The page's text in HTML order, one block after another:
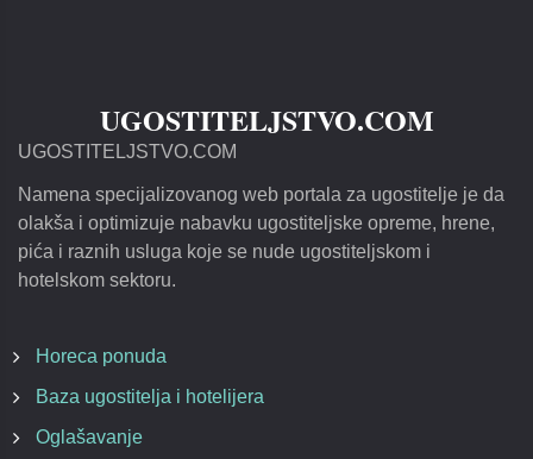
UGOSTITELJSTVO.COM
UGOSTITELJSTVO.COM
Namena specijalizovanog web portala za ugostitelje je da
olakša i optimizuje nabavku ugostiteljske opreme, hrene,
pića i raznih usluga koje se nude ugostiteljskom i
hotelskom sektoru.
Horeca ponuda
Baza ugostitelja i hotelijera
Oglašavanje